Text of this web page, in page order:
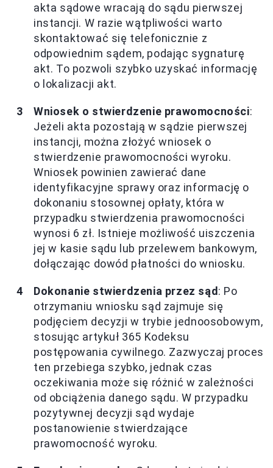
akta sądowe wracają do sądu pierwszej
instancji. W razie wątpliwości warto
skontaktować się telefonicznie z
odpowiednim sądem, podając sygnaturę
akt. To pozwoli szybko uzyskać informację
o lokalizacji akt.
Wniosek o stwierdzenie prawomocności:
Jeżeli akta pozostają w sądzie pierwszej
instancji, można złożyć wniosek o
stwierdzenie prawomocności wyroku.
Wniosek powinien zawierać dane
identyfikacyjne sprawy oraz informację o
dokonaniu stosownej opłaty, która w
przypadku stwierdzenia prawomocności
wynosi 6 zł. Istnieje możliwość uiszczenia
jej w kasie sądu lub przelewem bankowym,
dołączając dowód płatności do wniosku.
Dokonanie stwierdzenia przez sąd: Po
otrzymaniu wniosku sąd zajmuje się
podjęciem decyzji w trybie jednoosobowym,
stosując artykuł 365 Kodeksu
postępowania cywilnego. Zazwyczaj proces
ten przebiega szybko, jednak czas
oczekiwania może się różnić w zależności
od obciążenia danego sądu. W przypadku
pozytywnej decyzji sąd wydaje
postanowienie stwierdzające
prawomocność wyroku.